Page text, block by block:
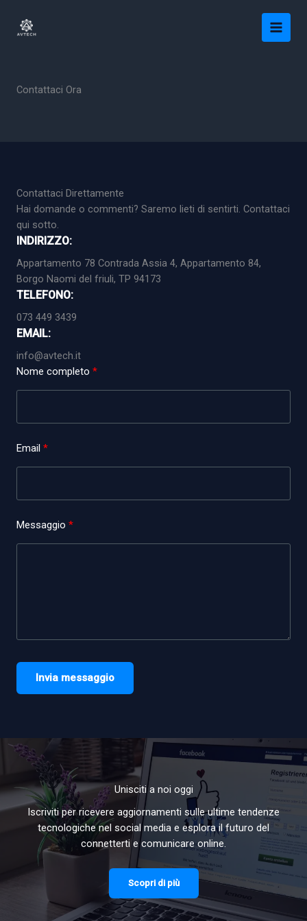
contenuto
Contattaci Ora
Contattaci Direttamente
Hai domande o commenti? Saremo lieti di sentirti. Contattaci
qui sotto.
INDIRIZZO:
Appartamento 78 Contrada Assia 4, Appartamento 84,
Borgo Naomi del friuli, TP 94173
TELEFONO:
073 449 3439
EMAIL:
info@avtech.it
Nome completo
Email
Messaggio
Invia messaggio
Unisciti a noi oggi
Iscriviti per ricevere aggiornamenti sulle ultime tendenze
tecnologiche nel social media e esplora il futuro del
connetterti e comunicare online.
Scopri di più